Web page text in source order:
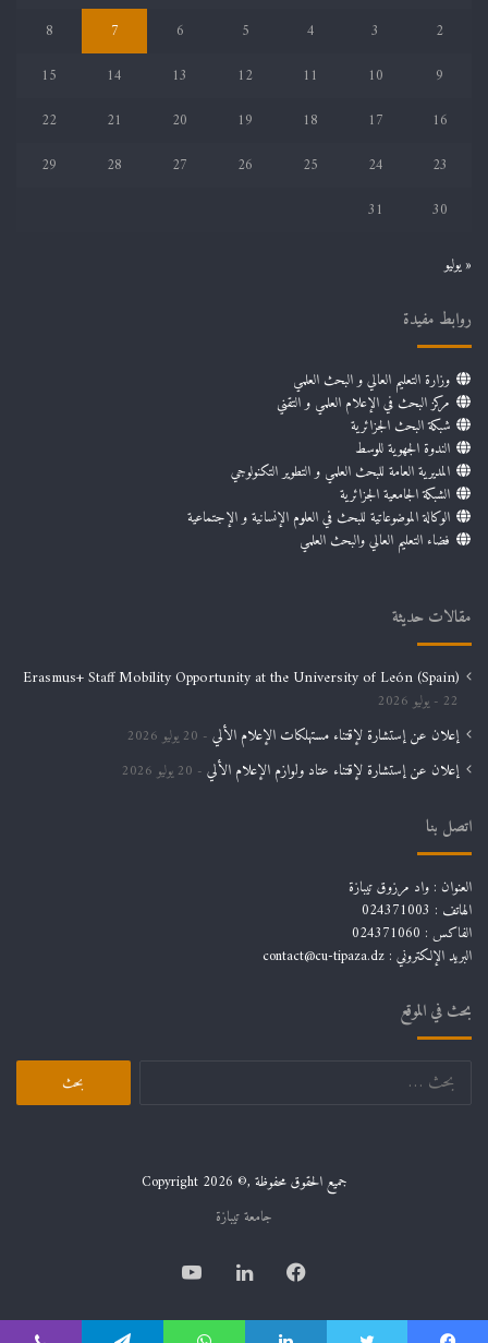
2
3
4
5
6
7
8
9
10
11
12
13
14
15
16
17
18
19
20
21
22
23
24
25
26
27
28
29
30
31
« يوليو
روابط مفيدة
وزارة التعليم العالي و البحث العلمي
مركز البحث في الإعلام العلمي و التقني
شبكة البحث الجزائرية
الندوة الجهوية للوسط
المديرية العامة للبحث العلمي و التطوير التكنولوجي
الشبكة الجامعية الجزائرية
الوكالة الموضوعاتية للبحث في العلوم الإنسانية و الإجتماعية
فضاء التعليم العالي والبحث العلمي
مقالات حديثة
Erasmus+ Staff Mobility Opportunity at the University of León (Spain)
22 يوليو 2026
إعلان عن إستشارة لإقتناء مستهلكات الإعلام الألي 20 يوليو 2026
إعلان عن إستشارة لإقتناء عتاد ولوازم الإعلام الألي 20 يوليو 2026
اتصل بنا
العنوان : واد مرزوق تيبازة
الهاتف : 024371003
الفاكس : 024371060
البريد الإلكتروني : contact@cu-tipaza.dz
بحث في الموقع
البحث
جميع الحقوق محفوظة ,© Copyright 2026
جامعة تيبازة
فيسبوكلينكدإن يوتيوب